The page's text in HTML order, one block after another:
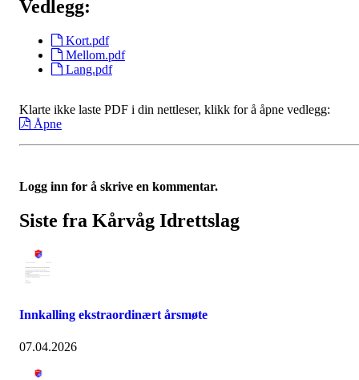
Vedlegg:
Kort.pdf
Mellom.pdf
Lang.pdf
Klarte ikke laste PDF i din nettleser, klikk for å åpne vedlegg:
Åpne
Logg inn for å skrive en kommentar.
Siste fra Kårvåg Idrettslag
Innkalling ekstraordinært årsmøte
07.04.2026